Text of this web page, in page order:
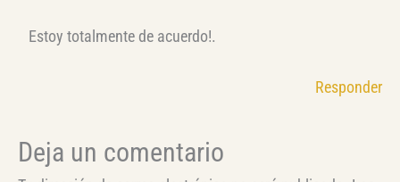
Estoy totalmente de acuerdo!.
Responder
Deja un comentario